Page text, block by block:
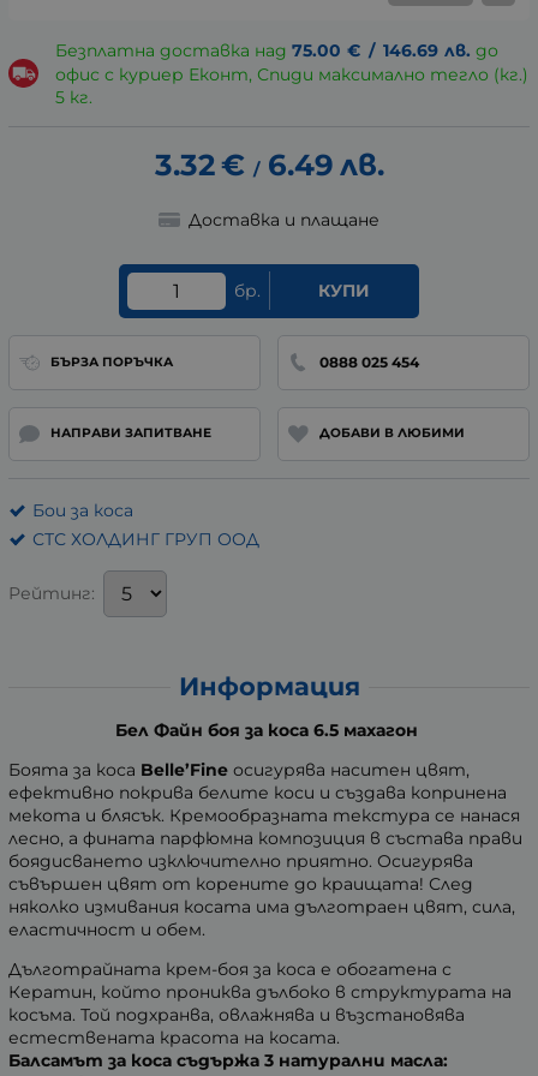
Безплатна доставка над 75.00 € / 146.69 лв. до
офис с куриер Еконт, Спиди максимално тегло (кг.)
5 кг.
3.32€ / 6.49 лв.
Доставка и плащане
бр. КУПИ
БЪРЗА ПОРЪЧКА 0888 025 454
НАПРАВИ ЗАПИТВАНЕ ДОБАВИ В ЛЮБИМИ
Бои за коса
СТС ХОЛДИНГ ГРУП ООД
Рейтинг:
Информация
Бел Файн боя за коса 6.5 махагон
Боята за коса Belle’Fine осигурява наситен цвят,
ефективно покрива белите коси и създава копринена
мекота и блясък. Кремообразната текстура се нанася
лесно, а фината парфюмна композиция в състава прави
боядисването изключително приятно. Осигурява
съвършен цвят от корените до краищата! След
няколко измивания косата има дълготраен цвят, сила,
еластичност и обем.
Дълготрайната крем-боя за коса е обогатена с
Кератин, който прониква дълбоко в структурата на
косъма. Той подхранва, овлажнява и възстановява
естествената красота на косата.
Балсамът за коса съдържа 3 натурални масла: